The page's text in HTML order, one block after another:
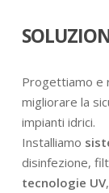
Progettiamo e
migliorare la
impianti idrici.
Installiamo
disinfezione,
tecnologie UV